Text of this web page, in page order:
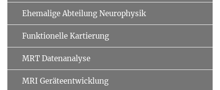
Ehemalige Abteilung Neurophysik
Funktionelle Kartierung
MRT Datenanalyse
MRI Geräte­entwicklung